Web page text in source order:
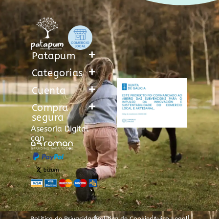
Patapum
Categorias
Cuenta
Compra
segura
Asesoría Digital
con